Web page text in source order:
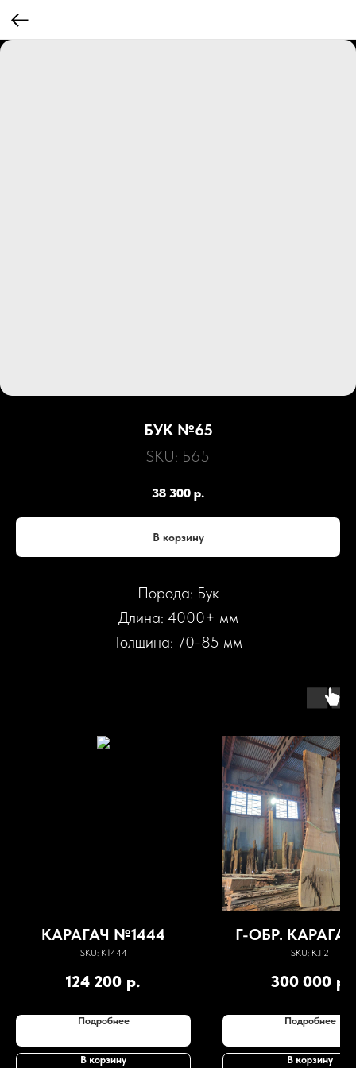
БУК №65
SKU: Б65
38 300 р.
В корзину
Порода: Бук
Длина: 4000+ мм
Толщина: 70-85 мм
КАРАГАЧ №1444
SKU: К1444
124 200 р.
Подробнее
В корзину
Г-ОБР.
SKU: К.Г2
300 000 р.
Подробнее
В корзину